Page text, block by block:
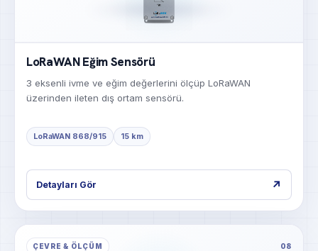
LoRaWAN Eğim Sensörü
3 eksenli ivme ve eğim değerlerini ölçüp LoRaWAN
üzerinden ileten dış ortam sensörü.
LoRaWAN 868/915 15 km
Detayları Gör ↗
ÇEVRE & ÖLÇÜM 08